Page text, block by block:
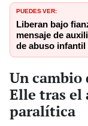
PUEDES VER:
Liberan bajo
mensaje de
de abuso infantil
Un
Elle tras el
paralítica